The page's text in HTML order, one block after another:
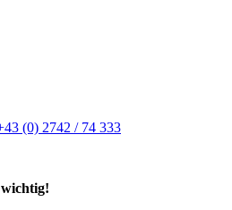
(0) 2742 / 74 333